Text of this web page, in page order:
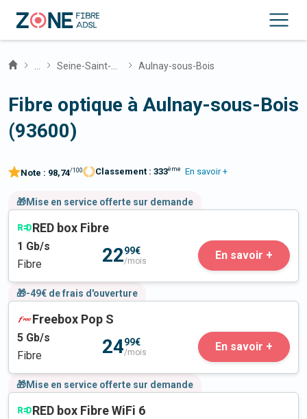
Aulnay-sous-Bois
Fibre optique à Aulnay-sous-Bois
(93600)
Note : 98,74/100 Classement : 333ème En savoir +
🎁Mise en service offerte sur demande
RED box Fibre
1 Gb/s
Fibre
2299€
/mois En savoir +
🎁-49€ de frais d'ouverture
Freebox Pop S
5 Gb/s
Fibre
2499€
/mois En savoir +
🎁Mise en service offerte sur demande
RED box Fibre WiFi 6